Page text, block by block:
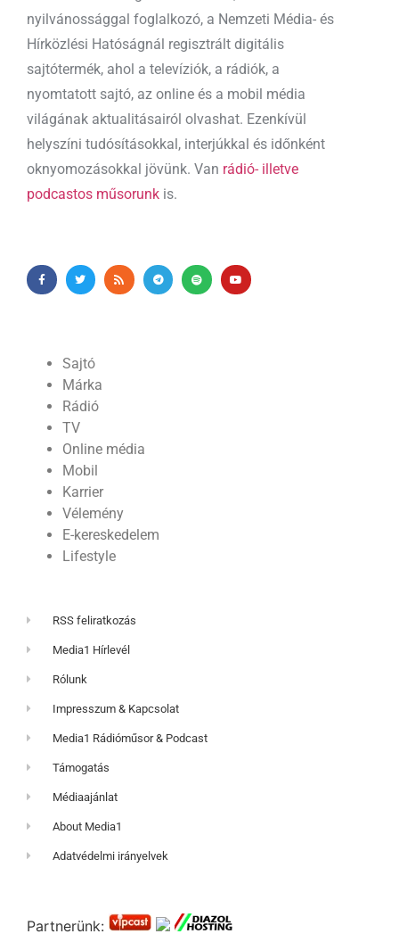
nyilvánossággal foglalkozó, a Nemzeti Média- és
Hírközlési Hatóságnál regisztrált digitális
sajtótermék, ahol a televíziók, a rádiók, a
nyomtatott sajtó, az online és a mobil média
világának aktualitásairól olvashat. Ezenkívül
helyszíni tudósításokkal, interjúkkal és időnként
oknyomozásokkal jövünk. Van rádió- illetve
podcastos műsorunk is.
Sajtó
Márka
Rádió
TV
Online média
Mobil
Karrier
Vélemény
E-kereskedelem
Lifestyle
RSS feliratkozás
Media1 Hírlevél
Rólunk
Impresszum & Kapcsolat
Media1 Rádióműsor & Podcast
Támogatás
Médiaajánlat
About Media1
Adatvédelmi irányelvek
Partnerünk: